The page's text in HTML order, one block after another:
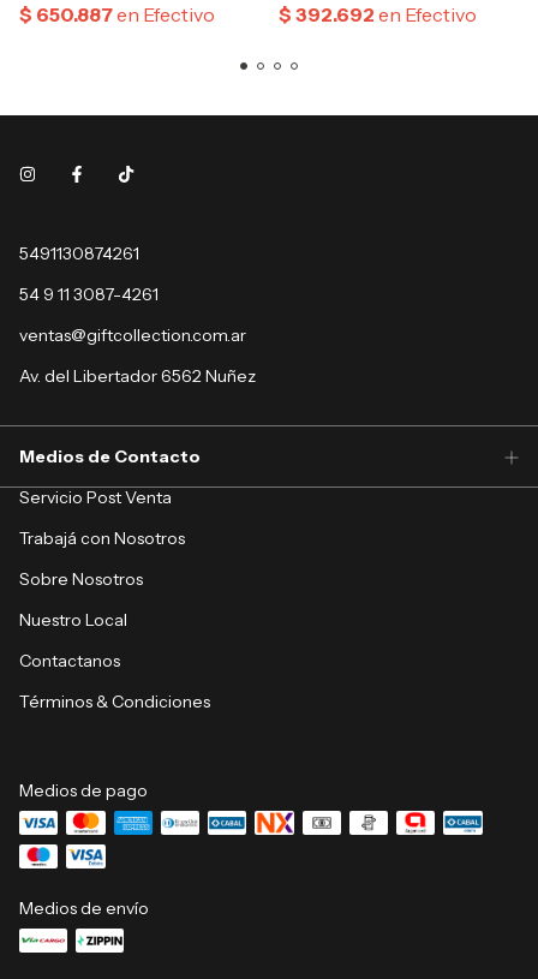
5491130874261
54 9 11 3087-4261
ventas@giftcollection.com.ar
Av. del Libertador 6562 Nuñez
Medios de Contacto
Servicio Post Venta
Trabajá con Nosotros
Sobre Nosotros
Nuestro Local
Contactanos
Términos & Condiciones
Medios de pago
Medios de envío